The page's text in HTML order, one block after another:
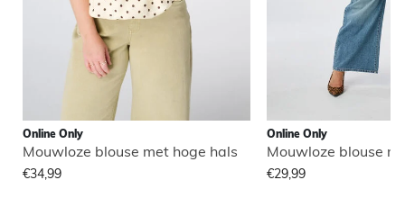
Online Only
Mouwloze blouse met hoge hals
€34,99
Online Only
Mouwloze blouse
€29,99